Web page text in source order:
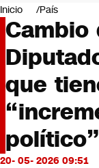
Negocios
Deportes
Programas
Cultura
Servicios
Bits
CNN Data
CNN tiempo
Futuro 360
Opinión
Inicio País
Cambio
que
político”
20- 05- 2026 09:51